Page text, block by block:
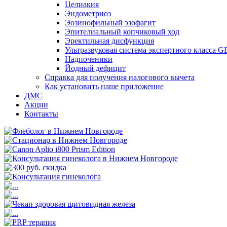
Целиакия
Эндометриоз
Эозинофильный эзофагит
Эпителиальный копчиковый ход
Эректильная дисфункция
Ультразвуковая система экспертного класса
Надпоченики
Йодный дефицит
Справка для получения налогового вычета
Как установить наше приложение
ДМС
Акции
Контакты